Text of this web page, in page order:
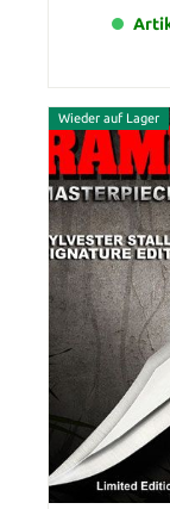
Wieder auf Lager